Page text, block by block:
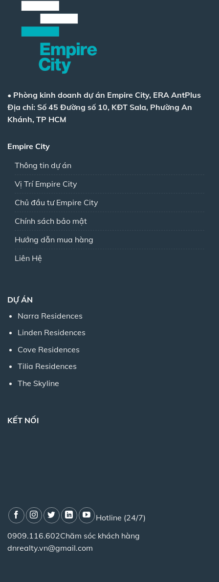
• Phòng kinh doanh dự án Empire City, ERA AntPlus
Địa chỉ: Số 45 Đường số 10, KĐT Sala, Phường An
Khánh, TP HCM
Empire City
Thông tin dự án
Vị Trí Empire City
Chủ đầu tư Empire City
Chính sách bảo mật
Hướng dẫn mua hàng
Liên Hệ
DỰ ÁN
Narra Residences
Linden Residences
Cove Residences
Tilia Residences
The Skyline
KẾT NỐI
Hotline (24/7)
0909.116.602Chăm sóc khách hàng
dnrealty.vn@gmail.com